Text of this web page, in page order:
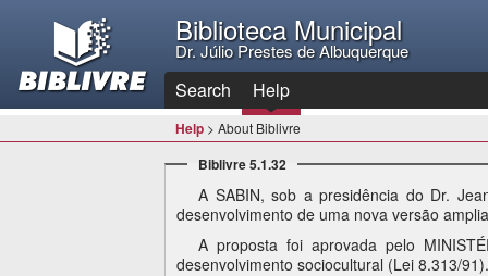
Biblioteca Municipal
Dr. Júlio Prestes de Albuquerque
Search Help
Help > About Biblivre
Biblivre 5.1.32
A SABIN, sob a presidência do Dr.
desenvolvimento de uma nova versão
A proposta foi aprovada pelo
desenvolvimento sociocultural (Lei 8.313/91).